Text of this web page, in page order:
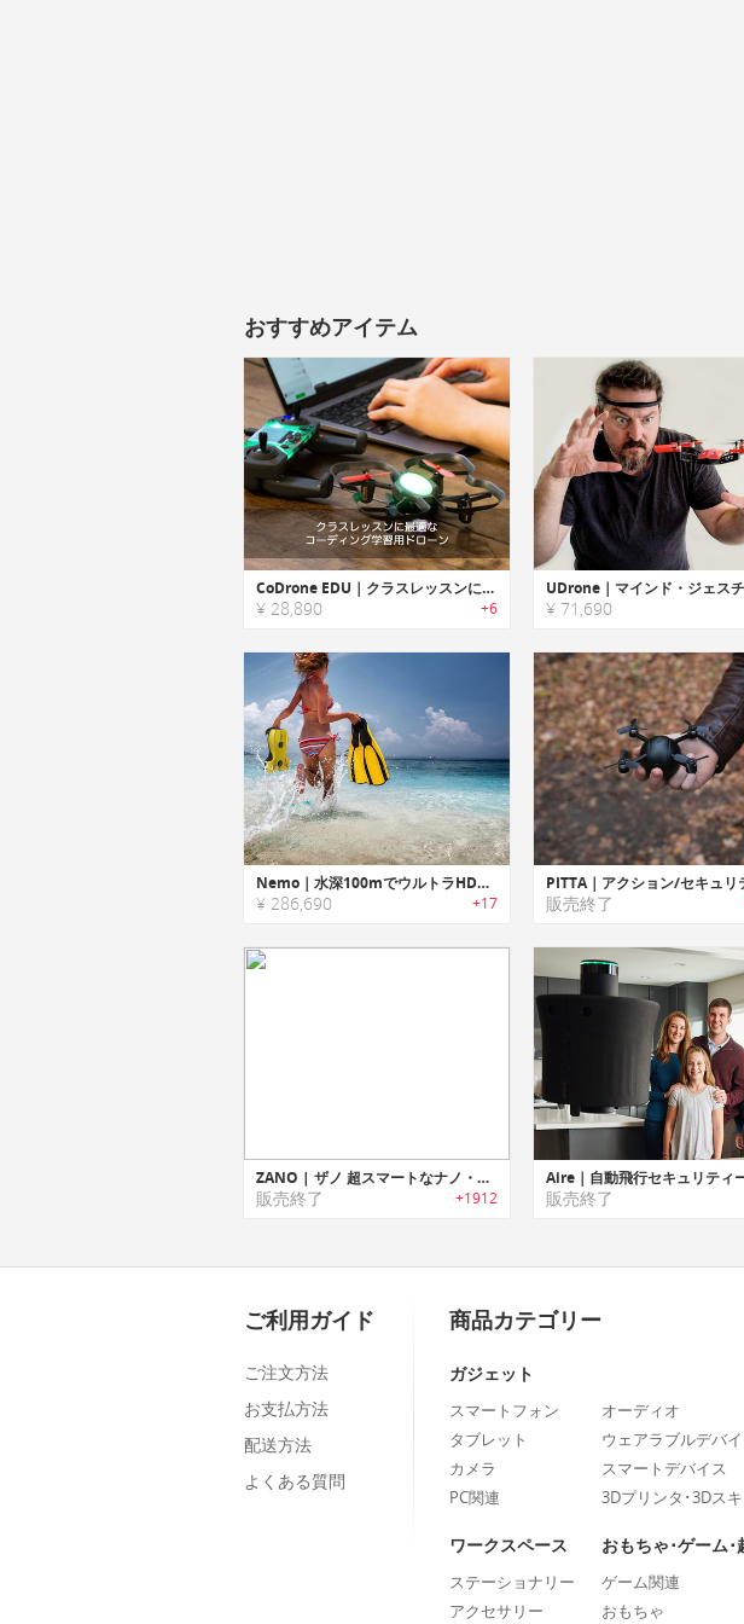
おすすめアイテム
CoDrone EDU｜クラスレッスンに最適なコーディング学習用ドローン「コードローンEDU」
¥ 28,890 +6 ¥ 71,690
Nemo｜水深100mでウルトラHD撮影・VR体験可能な水中ドローン「ニモ」
¥ 286,690 +17 販売終了
ZANO | ザノ 超スマートなナノ・ドローン
販売終了 +1912 販売終了
ご利用ガイド
ご注文方法
お支払方法
配送方法
よくある質問
商品カテゴリー
ガジェット
スマートフォン
タブレット
カメラ
PC関連
オーディオ
ウェアラブルデバ
スマートデバイス
3Dプリンタ･3Dス
ワークスペース
ステーショナリー
アクセサリー
おもちゃ･ゲーム
ゲーム関連
おもちゃ